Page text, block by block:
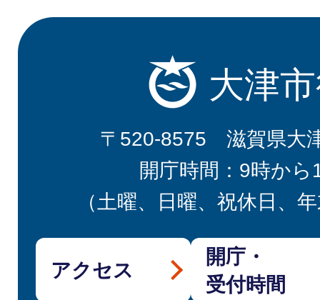
大津
〒520-8575 滋賀県大
開庁時間：9時から
（土曜、日曜、祝休日、
アクセス
開庁・
受付時間